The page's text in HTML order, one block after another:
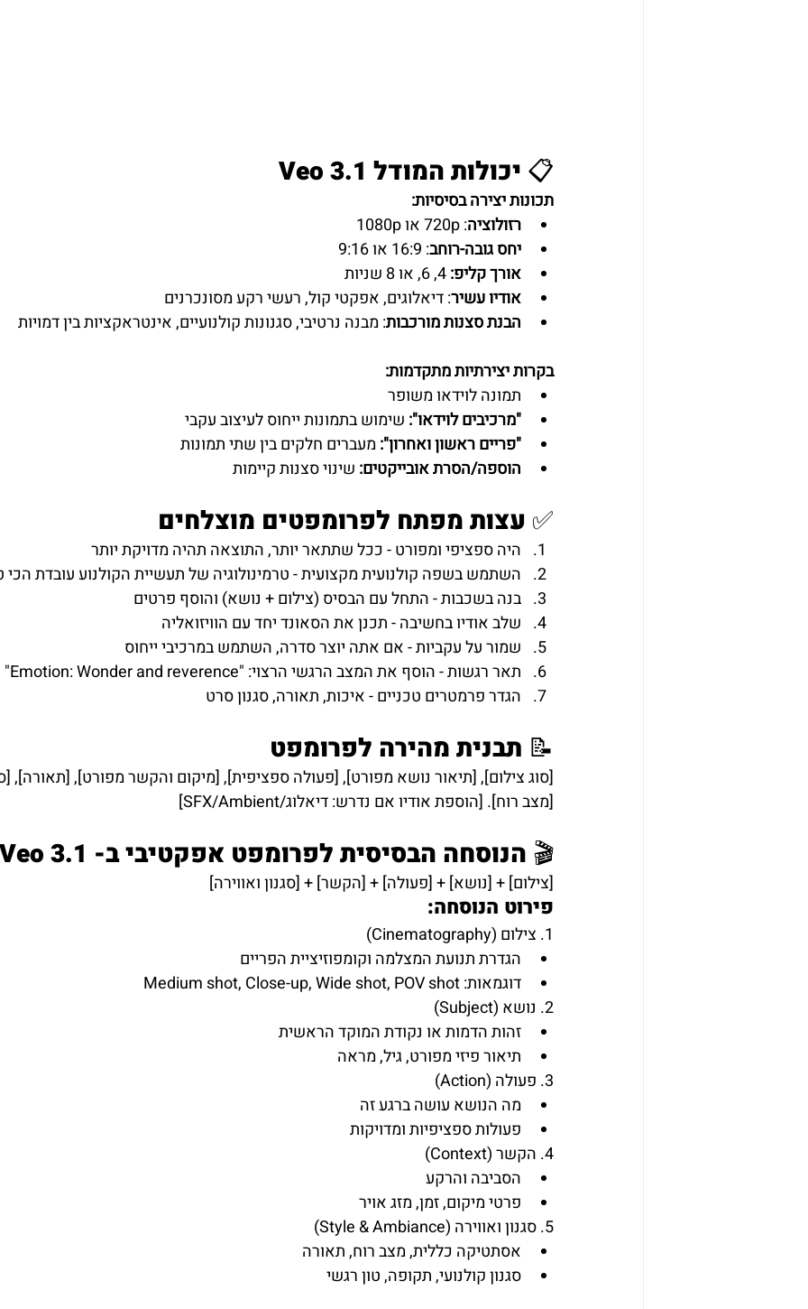
📋 יכולות המודל Veo 3.1
תכונות יצירה בסיסיות:
רזולוציה: 720p או 1080p
יחס גובה-רוחב: 16:9 או 9:16
אורך קליפ:
אודיו עשיר: דיאלוגים, אפקטי קול, רעשי רקע מסונכרנים
הבנת סצנות מורכבות: מבנה נרטיבי, סגנונות קולנועיים, אינטראקציות בין דמויות
בקרות יצירתיות מתקדמות:
תמונה לוידאו משופר
"מרכיבים לוידאו": שימוש בתמונות ייחוס לעיצוב עקבי
"פריים ראשון ואחרון": מעברים חלקים בין שתי תמונות
הוספה/הסרת אובייקטים: שינוי סצנות קיימות
✅ עצות מפתח לפרומפטים מוצלחים
היה ספציפי ומפורט - ככל שתתאר יותר, התוצאה תהיה מדויקת יותר
השתמש בשפה קולנועית מקצועית - טרמינולוגיה של תעשיית הקולנוע עובדת הכי
בנה בשכבות - התחל עם הבסיס (צילום + נושא) והוסף פרטים
שלב אודיו בחשיבה - תכנן את הסאונד יחד עם הוויזואליה
שמור על עקביות - אם אתה יוצר סדרה, השתמש במרכיבי ייחוס
תאר רגשות - הוסף את המצב הרגשי הרצוי: "Emotion: Wonder and reverence"
הגדר פרמטרים טכניים - איכות, תאורה, סגנון סרט
📝 תבנית מהירה לפרומפט
[סוג צילום], [תיאור נושא מפורט], [פעולה ספציפית], [מיקום והקשר מפורט], [תאורה],
[מצב רוח]. [הוספת אודיו אם נדרש: דיאלוג/SFX/Ambient]
🎬 הנוסחה הבסיסית לפרומפט אפקטיבי ב- Veo 3.1
[צילום] + [נושא] + [פעולה] + [הקשר] + [סגנון ואווירה]
פירוט הנוסחה:
1. צילום (Cinematography)
הגדרת תנועת המצלמה וקומפוזיציית הפריים
דוגמאות: Medium shot, Close-up, Wide shot, POV shot
2. נושא (Subject)
זהות הדמות או נקודת המוקד הראשית
תיאור פיזי מפורט, גיל, מראה
3. פעולה (Action)
מה הנושא עושה ברגע זה
פעולות ספציפיות ומדויקות
4. הקשר (Context)
הסביבה והרקע
פרטי מיקום, זמן, מזג אויר
5. סגנון ואווירה (Style & Ambiance)
אסתטיקה כללית, מצב רוח, תאורה
סגנון קולנועי, תקופה, טון רגשי